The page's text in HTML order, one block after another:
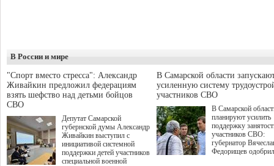
В России и мире
"Спорт вместо стресса": Александр
Живайкин предложил федерациям
взять шефство над детьми бойцов
СВО
Депутат Самарской
губернской думы Александр
Живайкин выступил с
инициативой системной
поддержки детей участников
специальной военной
В Самарской области
усиленную систему
участников СВО
В Самарской
планируют усилить
поддержку
участников СВО:
губернатор
Федорищев